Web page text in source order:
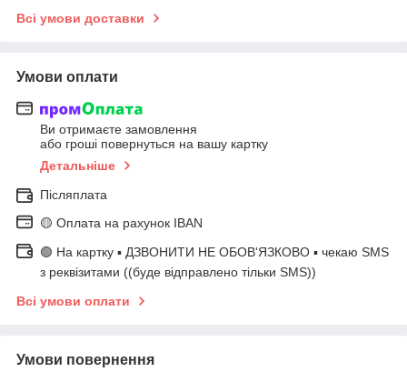
Всі умови доставки
Умови оплати
Ви отримаєте замовлення
або гроші повернуться на вашу картку
Детальніше
Післяплата
🟡 Оплата на рахунок IBAN
🟢 На картку ▪️ ДЗВОНИТИ НЕ ОБОВ'ЯЗКОВО ▪️ чекаю SMS
з реквізитами ((буде відправлено тільки SMS))
Всі умови оплати
Умови повернення